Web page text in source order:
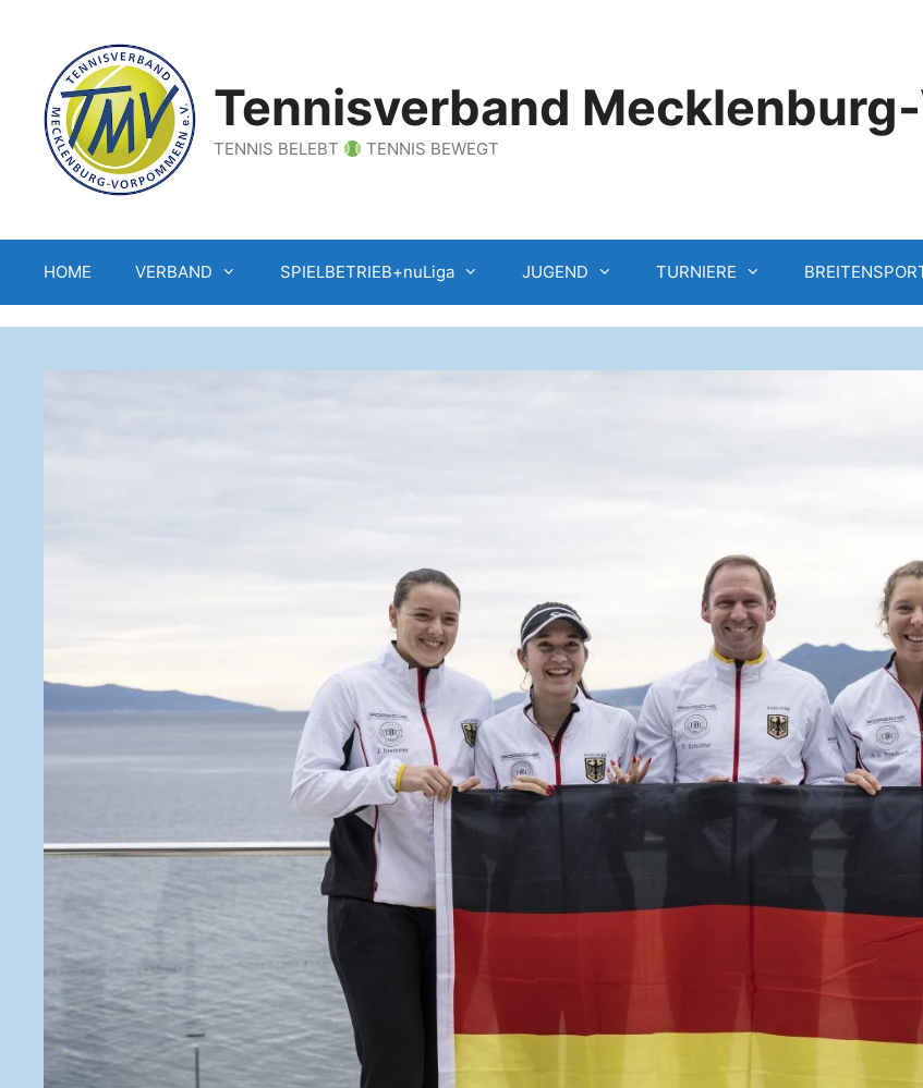
springen
Tennisverband
TENNIS BELEBT TENNIS BEWEGT
HOME VERBAND SPIELBETRIEB+nuLiga JUGEND TURNIERE